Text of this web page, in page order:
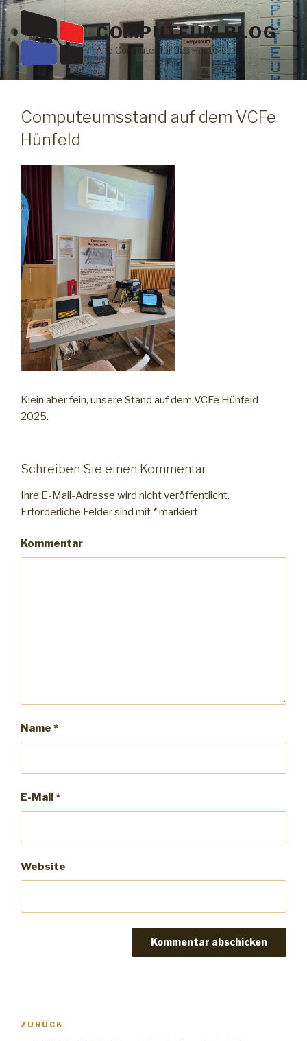
Zum
Inhalt
springen
COMPUTEUM BLOG
Alte Computer für das Heute
Computeumsstand auf dem VCFe
Hünfeld
Klein aber fein, unsere Stand auf dem VCFe Hünfeld
2025.
Schreiben Sie einen Kommentar
Ihre E-Mail-Adresse wird nicht veröffentlicht.
Erforderliche Felder sind mit *markiert
Kommentar
Name *
E-Mail *
Website
Beitrags-
Vorheriger
ZURÜCK